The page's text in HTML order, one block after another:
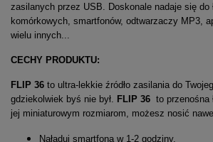
zasilanych przez USB. Doskonale nadaje się do
komórkowych, smartfonów, odtwarzaczy MP3,
wielu innych...
CECHY PRODUKTU:
FLIP 36 to ultra-lekkie źródło zasilania do
gdziekolwiek byś nie był.
FLIP 36 to przenośna
jej miniaturowym rozmiarom, możesz nosić
Naładuj smartfona w 1-2 godziny.